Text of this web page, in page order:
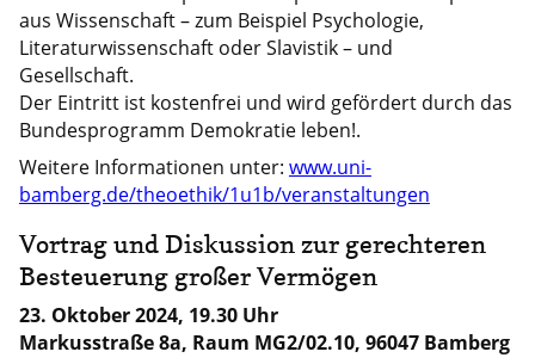
aus Wissenschaft – zum Beispiel Psychologie,
Literaturwissenschaft oder Slavistik – und
Gesellschaft.
Der Eintritt ist kostenfrei und wird gefördert durch das
Bundesprogramm Demokratie leben!.
Weitere Informationen unter: www.uni-
bamberg.de/theoethik/1u1b/veranstaltungen
Vortrag und Diskussion zur gerechteren
Besteuerung großer Vermögen
23. Oktober 2024, 19.30 Uhr
Markusstraße 8a, Raum MG2/02.10, 96047 Bamberg